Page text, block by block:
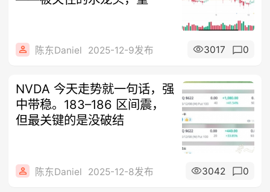
陈东Daniel 2025-12-9发布 3017 0
NVDA 今天走势就一句话，强
中带稳。183–186 区间震，
但最关键的是没破结
陈东Daniel 2025-12-8发布 3042 0